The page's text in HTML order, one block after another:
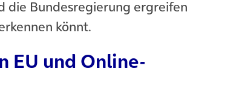
die Bundesregierung ergreifen
könnt.
EU und Online-